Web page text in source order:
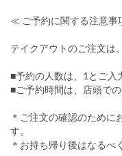
≪ ご予約に関する注意
テイクアウトのご注文は
■予約の人数は、1とご入
■ご予約時間は、店頭で
＊ご注文の確認のために
す。
＊お持ち帰り後はなるべ